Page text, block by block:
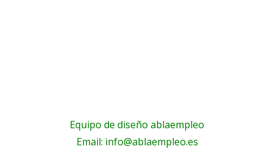
Equipo de diseño ablaempleo
Email: info@ablaempleo.es